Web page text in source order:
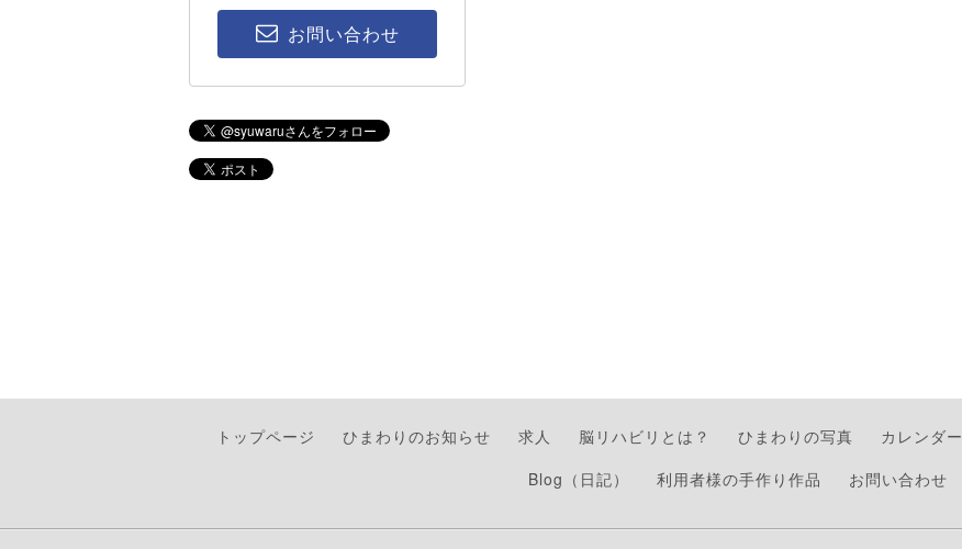
お問い合わせ
トップページ ひまわりのお知らせ 求人 脳リハビリとは？ ひまわりの写真 カレンダー
Blog（日記）
利用者様の手作り作品 お問い合わせ